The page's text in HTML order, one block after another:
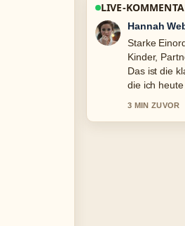
LIVE-
Tim Vogel
Verfolge
Fakten und
schaetze
5 MIN ZUVOR